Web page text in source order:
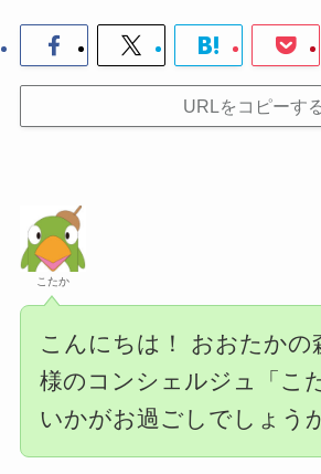
URLをコピーす
こたか
こんにちは！ おおたかの
様のコンシェルジュ「こ
いかがお過ごしでしょう